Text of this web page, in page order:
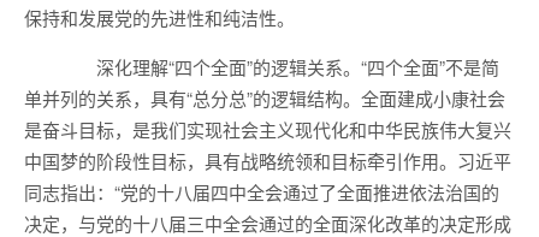
保持和发展党的先进性和纯洁性。
深化理解“四个全面”的逻辑关系。“四个全面”不是简
单并列的关系，具有“总分总”的逻辑结构。全面建成小康社会
是奋斗目标，是我们实现社会主义现代化和中华民族伟大复兴
中国梦的阶段性目标，具有战略统领和目标牵引作用。习近平
同志指出：“党的十八届四中全会通过了全面推进依法治国的
决定，与党的十八届三中全会通过的全面深化改革的决定形成